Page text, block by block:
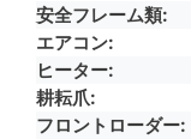
安全フレーム類
エアコン
ヒーター
耕耘爪
フロントローダー